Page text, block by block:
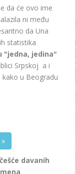
da će ovo ime
ni među
da Una
statistika
"jedna, jedina"
Srpskoj a i
u Beogradu
davanih